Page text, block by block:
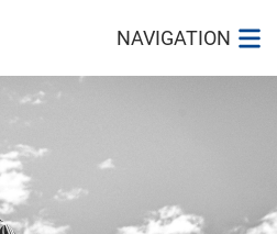
NAVIGATION